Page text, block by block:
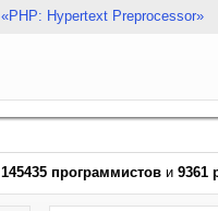
«PHP: Hypertext Preprocessor»
145435 программистов и 9361